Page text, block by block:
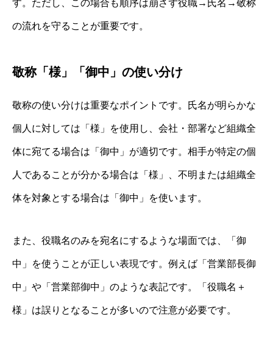
す。ただし、この場合も順序は崩さず役職→氏名→敬称
の流れを守ることが重要です。
敬称「様」「御中」の使い分け
敬称の使い分けは重要なポイントです。氏名が明らかな
個人に対しては「様」を使用し、会社・部署など組織全
体に宛てる場合は「御中」が適切です。相手が特定の個
人であることが分かる場合は「様」、不明または組織全
体を対象とする場合は「御中」を使います。
また、役職名のみを宛名にするような場面では、「御
中」を使うことが正しい表現です。例えば「営業部長御
中」や「営業部御中」のような表記です。「役職名＋
様」は誤りとなることが多いので注意が必要です。